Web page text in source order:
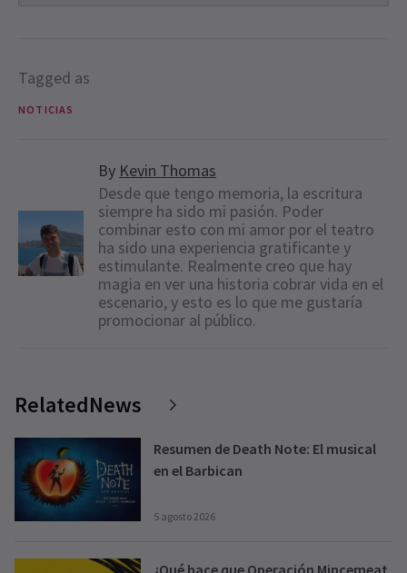
Tagged as
NOTICIAS
By Kevin Thomas
Desde que tengo memoria, la escritura
siempre ha sido mi pasión. Poder
combinar esto con mi amor por el teatro
ha sido una experiencia gratificante y
estimulante. Realmente creo que hay
magia en ver una historia cobrar vida en el
escenario, y esto es lo que me gustaría
promocionar al público.
RelatedNews
Resumen de Death Note: El musical
en el Barbican
5 agosto 2026
¿Qué hace que Operación Mincemeat